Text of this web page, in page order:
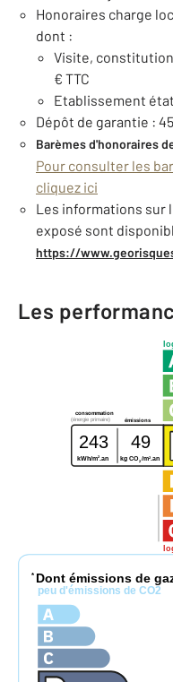
Honoraires charge
dont :
Visite,
€ TTC
Etablissement
Dépôt de garantie :
Barèmes d'honoraires
Pour consulter les
cliquez ici
Les informations sur
exposé sont
https://
Les
consommation
émissions
(énergie primaire)
243 49
kWh/m2.an kg CO2 /m2 .an
* Dont émissions de
peu d'émissions de CO2